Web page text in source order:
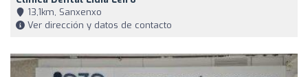
13,1km, Sanxenxo
Ver dirección y datos de contacto